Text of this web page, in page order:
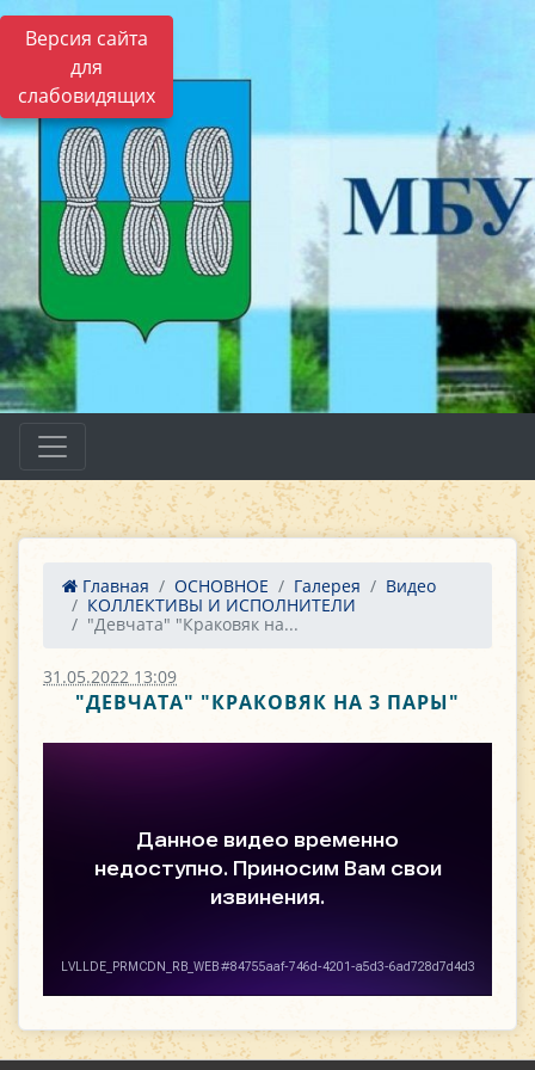
Версия сайта
для
слабовидящих
Главная ОСНОВНОЕ Галерея
Видео
КОЛЛЕКТИВЫ И ИСПОЛНИТЕЛИ
"Девчата" "Краковяк на...
31.05.2022 13:09
"ДЕВЧАТА" "КРАКОВЯК НА 3 ПАРЫ"